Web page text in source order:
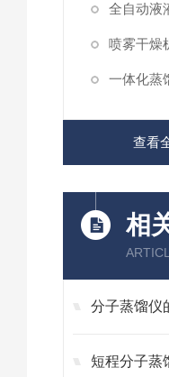
全自动液
喷雾干燥
一体化蒸
查看
相
分子蒸馏仪
短程分子蒸